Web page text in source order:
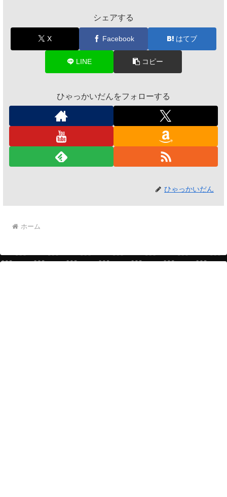
シェアする
X Facebook はてブ
LINE コピー
ひゃっかいだんをフォローする
ひゃっかいだん
ホーム